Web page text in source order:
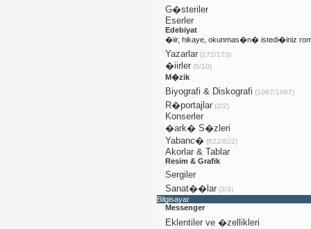
G�steriler
Eserler
Edebiyat
�iir, hikaye, okunmas�n� istedi�iniz
Yazarlar(172/173)
�iirler(5/10)
M�zik
Biyografi & Diskografi (1067/1067)
R�portajlar(2/2)
Konserler
�ark� S�zleri
Yabanc�(822/822)
Akorlar & Tablar
Resim & Grafik
Sergiler
Sanat��lar(3/3)
Bilgisayar
Messenger
Eklentiler ve �zellikleri